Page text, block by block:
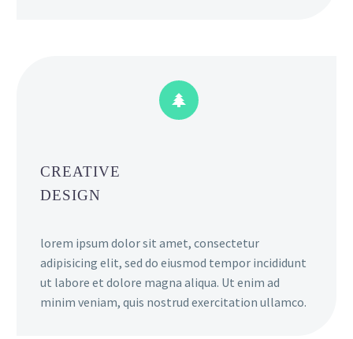


CREATIVE
DESIGN
lorem ipsum dolor sit amet, consectetur
adipisicing elit, sed do eiusmod tempor incididunt
ut labore et dolore magna aliqua. Ut enim ad
minim veniam, quis nostrud exercitation ullamco.